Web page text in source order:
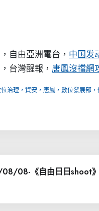
自由亞洲電台， 中国发
台灣醒報， 唐鳳沒擋網
治理，資安，唐鳳，數位發展部
08-《自由日日shoot》